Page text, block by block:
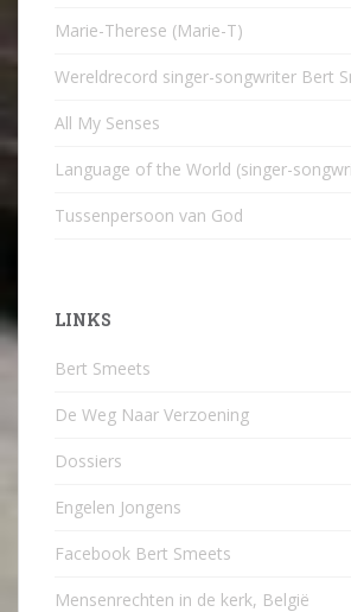
Marie-Therese (Marie-T)
Wereldrecord singer-songwriter Bert
All My Senses
Language of the World (singer-
Tussenpersoon van God
LINKS
Bert Smeets
De Weg Naar Verzoening
Dossiers
Engelen Jongens
Facebook Bert Smeets
Mensenrechten in de kerk, België